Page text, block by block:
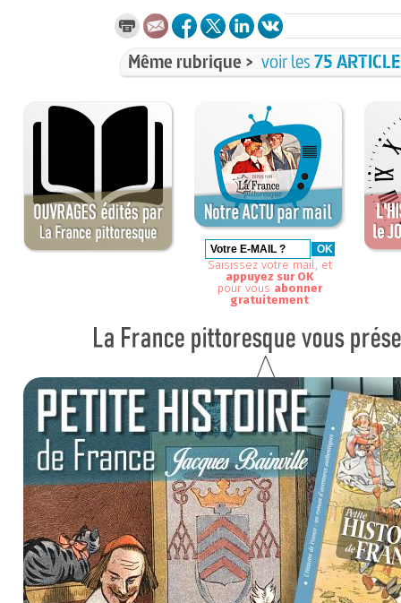
Même rubrique > voir les75
Saisissez votre mail, et
appuyez sur OK
pour vous abonner
gratuitement